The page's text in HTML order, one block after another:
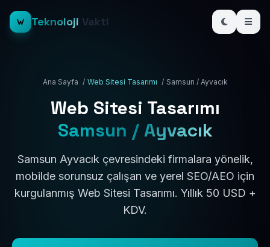
Teknoloji Vakti
Ana Sayfa / Web Sitesi Tasarımı / Samsun / Ayvacık
Web Sitesi Tasarımı
Samsun / Ayvacık
Samsun Ayvacık çevresindeki firmalara yönelik,
mobilde sorunsuz çalışan ve yerel SEO/AEO için
kurgulanmış Web Sitesi Tasarımı. Yıllık 50 USD +
KDV.